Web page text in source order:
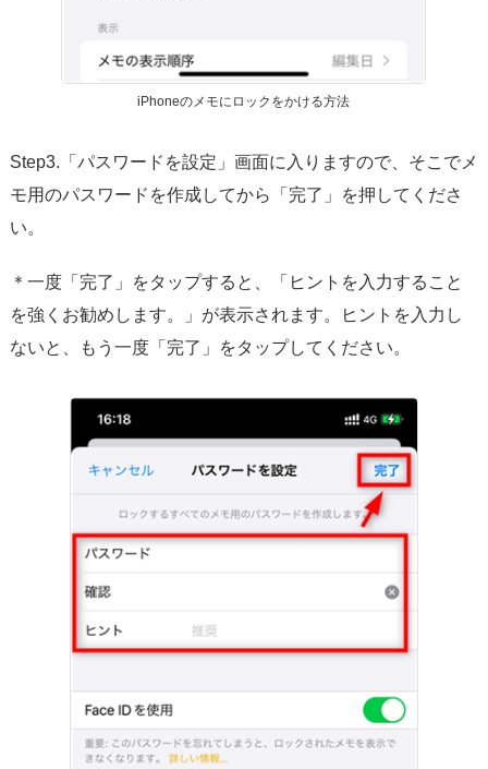
iPhoneのメモにロックをかける方法
Step3.「パスワードを設定」画面に入りますので、そこでメ
モ用のパスワードを作成してから「完了」を押してくださ
い。
＊一度「完了」をタップすると、「ヒントを入力すること
を強くお勧めします。」が表示されます。ヒントを入力し
ないと、もう一度「完了」をタップしてください。